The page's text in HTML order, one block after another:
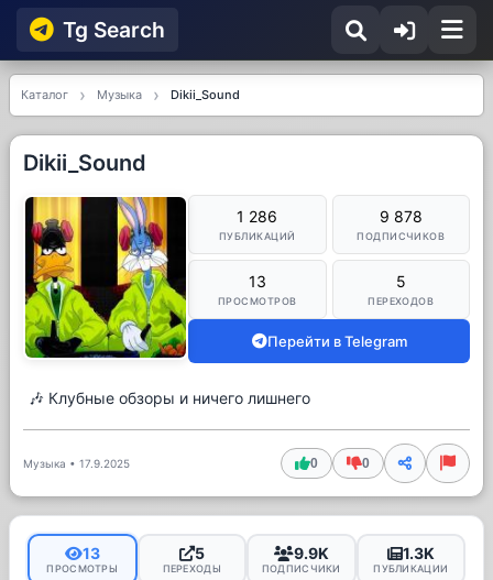
Tg Searсh
Каталог Музыка Dikii_Sound
Dikii_Sound
1 286
ПУБЛИКАЦИЙ
9 878
ПОДПИСЧИКОВ
13
ПРОСМОТРОВ
5
ПЕРЕХОДОВ
Перейти в Telegram
🎶 Клубные обзоры и ничего лишнего
Музыка • 17.9.2025 0 0
13
ПРОСМОТРЫ
5
ПЕРЕХОДЫ
9.9K
ПОДПИСЧИКИ
1.3K
ПУБЛИКАЦИИ